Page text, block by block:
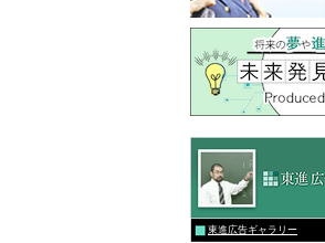
東進広告ギャラリー